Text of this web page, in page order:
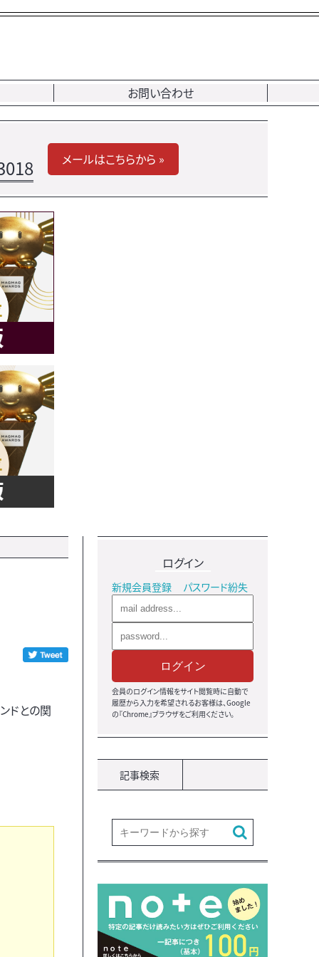
お問い合わせ
メールはこちらから »
ドとの関
ログイン
新規会員登録 パスワード紛失
ログイン
会員のログイン情報をサイト閲覧時に自動で
履歴から入力を希望されるお客様は、Google
の『Chrome』ブラウザをご利用ください。
記事検索